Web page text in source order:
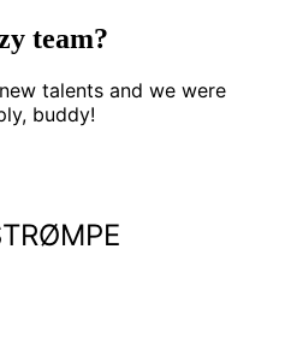
team?
talents and we were
buddy!